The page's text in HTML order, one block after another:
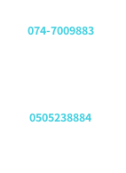
074-7009883
0505238884